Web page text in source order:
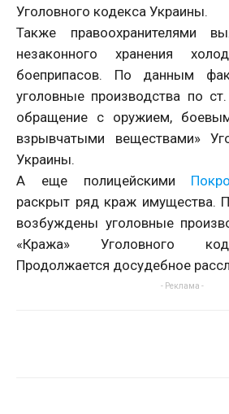
Уголовного кодекса Украины.
Также правоохранителями
незаконного хранения
боеприпасов. По данным
уголовные производства по
обращение с оружием,
взрывчатыми веществами»
Украины.
А еще полицейскими
раскрыт ряд краж имущества.
возбуждены уголовные
«Кража» Уголовного
Продолжается досудебное
- Реклама -